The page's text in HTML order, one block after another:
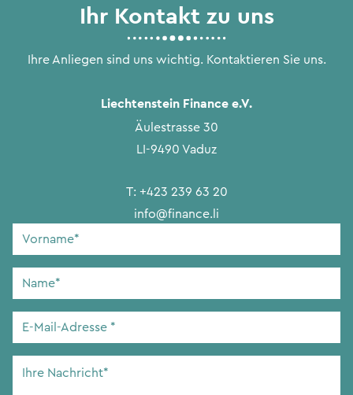
Ihr Kontakt zu uns
Ihre Anliegen sind uns wichtig. Kontaktieren Sie uns.
Liechtenstein Finance e.V.
Äulestrasse 30
LI-9490 Vaduz
T: +423 239 63 20
info@finance.li
Vorname
Name
E-
Adresse*